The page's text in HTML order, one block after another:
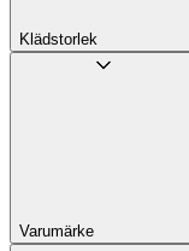
Klädstorlek
Varumärke